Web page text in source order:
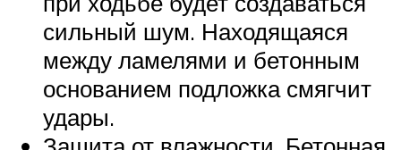
сильный шум. Находящаяся
между ламелями и бетонным
основанием подложка смягчит
удары.